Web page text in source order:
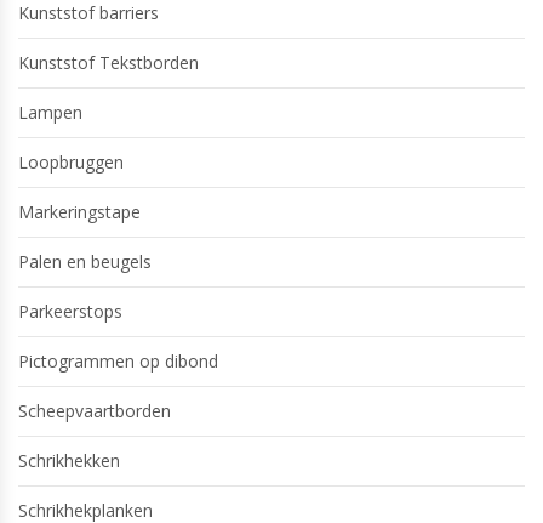
Kunststof barriers
Kunststof Tekstborden
Lampen
Loopbruggen
Markeringstape
Palen en beugels
Parkeerstops
Pictogrammen op dibond
Scheepvaartborden
Schrikhekken
Schrikhekplanken